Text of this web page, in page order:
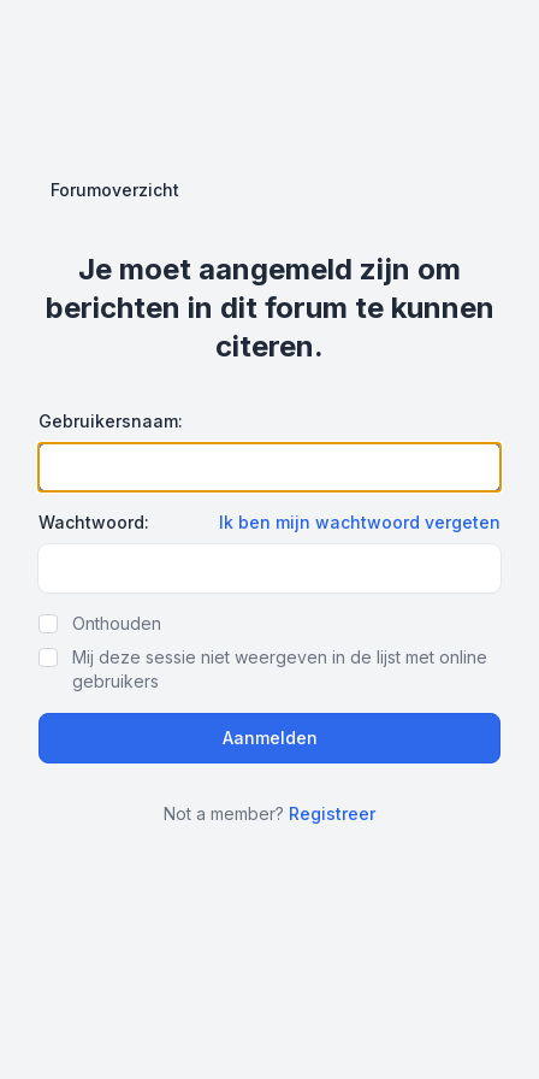
Forumoverzicht
Je moet aangemeld zijn om
berichten in dit forum te kunnen
citeren.
Gebruikersnaam:
Wachtwoord: Ik ben mijn wachtwoord vergeten
Onthouden
Mij deze sessie niet weergeven in de lijst met online
gebruikers
Not a member? Registreer